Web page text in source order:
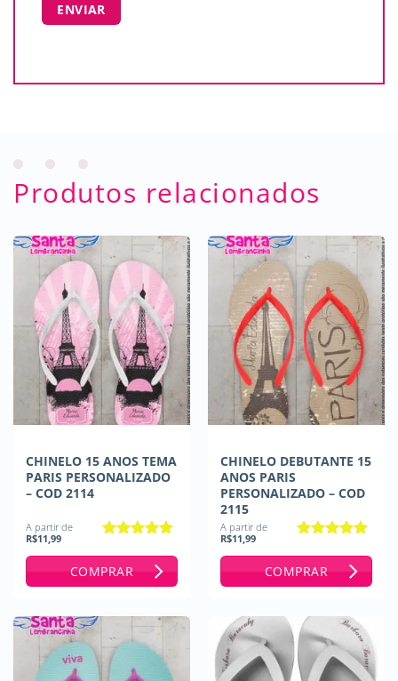
Produtos relacionados
CHINELO 15 ANOS TEMA
PARIS PERSONALIZADO
– COD 2114
A partir de
R$11,99
COMPRAR
CHINELO DEBUTANTE 15
ANOS PARIS
PERSONALIZADO – COD
2115
A partir de
R$11,99
COMPRAR